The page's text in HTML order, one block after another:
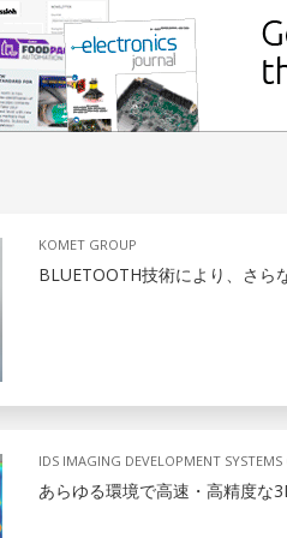
KOMET GROUP
BLUETOOTH技術により、さら
IDS IMAGING DEVELOPMENT
あらゆる環境で高速・高精度な